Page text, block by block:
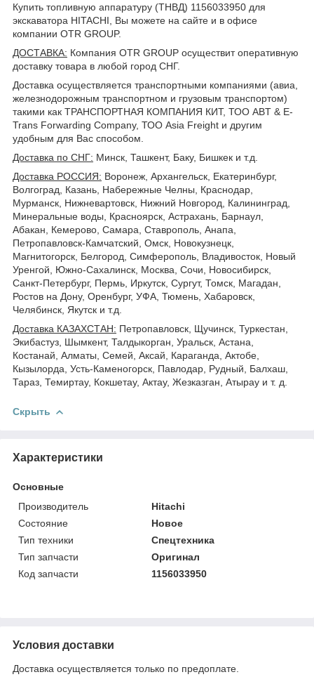
Купить топливную аппаратуру (ТНВД) 1156033950 для
экскаватора HITACHI, Вы можете на сайте и в офисе
компании OTR GROUP.
ДОСТАВКА: Компания OTR GROUP осуществит оперативную
доставку товара в любой город СНГ.
Доставка осуществляется транспортными компаниями (авиа,
железнодорожным транспортном и грузовым транспортом)
такими как ТРАНСПОРТНАЯ КОМПАНИЯ КИТ, ТОО ABT & E-
Trans Forwarding Company, ТОО Asia Freight и другим
удобным для Вас способом.
Доставка по СНГ: Минск, Ташкент, Баку, Бишкек и т.д.
Доставка РОССИЯ: Воронеж, Архангельск, Екатеринбург,
Волгоград, Казань, Набережные Челны, Краснодар,
Мурманск, Нижневартовск, Нижний Новгород, Калининград,
Минеральные воды, Красноярск, Астрахань, Барнаул,
Абакан, Кемерово, Самара, Ставрополь, Анапа,
Петропавловск-Камчатский, Омск, Новокузнецк,
Магнитогорск, Белгород, Симферополь, Владивосток, Новый
Уренгой, Южно-Сахалинск, Москва, Сочи, Новосибирск,
Санкт-Петербург, Пермь, Иркутск, Сургут, Томск, Магадан,
Ростов на Дону, Оренбург, УФА, Тюмень, Хабаровск,
Челябинск, Якутск и т.д.
Доставка КАЗАХСТАН: Петропавловск, Щучинск, Туркестан,
Экибастуз, Шымкент, Талдыкорган, Уральск, Астана,
Костанай, Алматы, Семей, Аксай, Караганда, Актобе,
Кызылорда, Усть-Каменогорск, Павлодар, Рудный, Балхаш,
Тараз, Темиртау, Кокшетау, Актау, Жезказган, Атырау и т. д.
Скрыть
Характеристики
Основные
Производитель
Hitachi
Состояние
Новое
Тип техники
Спецтехника
Тип запчасти
Оригинал
Код запчасти
1156033950
Условия доставки
Доставка осуществляется только по предоплате.